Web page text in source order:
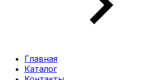
Главная
Каталог